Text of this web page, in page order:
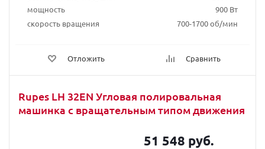
мощность
900 Вт
скорость вращения
700-1700 об/мин
Отложить Сравнить
Rupes LH 32EN Угловая полировальная
машинка с вращательным типом движения
51 548 руб.